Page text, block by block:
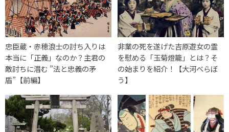
忠臣蔵・赤穂浪士の討ち入りは
本当に「正義」なのか？主君の
敵討ちに潜む ”法と忠義の矛
盾”【前編】
非業の死を遂げた吉原遊女の霊
を慰める「玉菊燈籠」とは？そ
の始まりを紹介！【大河べらぼ
う】